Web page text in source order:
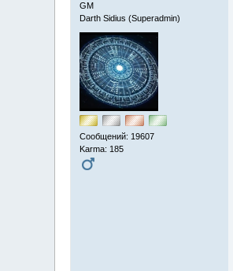
GM
Darth Sidius (Superadmin)
Сообщений: 19607
Karma: 185